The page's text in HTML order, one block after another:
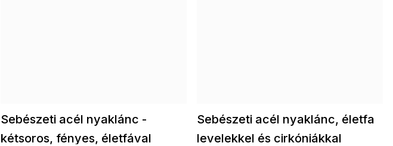
Sebészeti acél nyaklánc -
kétsoros, fényes, életfával
Sebészeti acél nyaklánc, életfa
levelekkel és cirkóniákkal